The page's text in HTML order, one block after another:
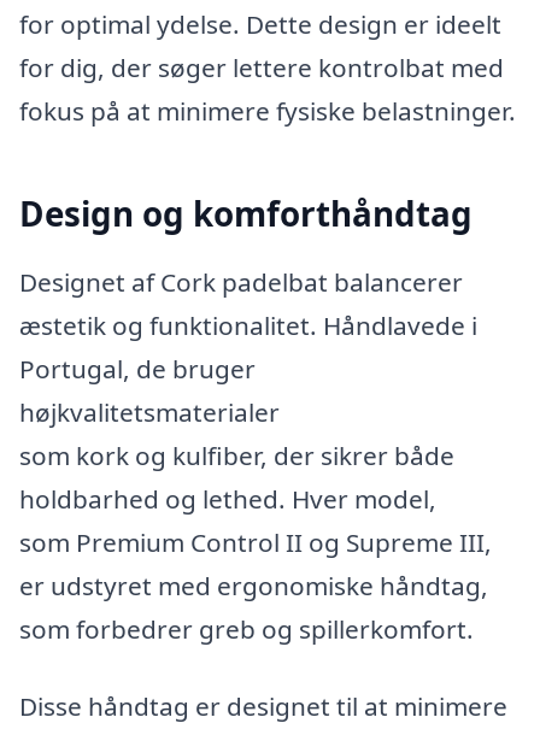
for optimal ydelse. Dette design er ideelt
for dig, der søger lettere kontrolbat med
fokus på at minimere fysiske belastninger.
Design og komforthåndtag
Designet af Cork padelbat balancerer
æstetik og funktionalitet. Håndlavede i
Portugal, de bruger
højkvalitetsmaterialer
som kork og kulfiber, der sikrer både
holdbarhed og lethed. Hver model,
som Premium Control II og Supreme III,
er udstyret med ergonomiske håndtag,
som forbedrer greb og spillerkomfort.
Disse håndtag er designet til at minimere